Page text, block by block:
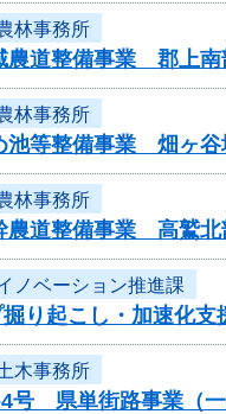
林事務所
農道整備事業 郡上
林事務所
池等整備事業 畑ヶ
林事務所
農道整備事業 高鷲
ノベーション推進課
り起こし・加速化支
木事務所
4号 県単街路事業（